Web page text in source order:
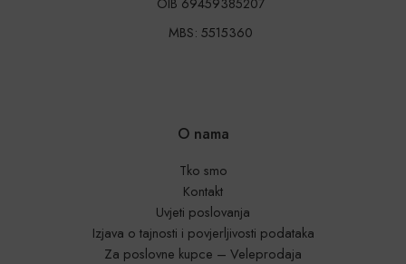
MBS: 5515360
O nama
Tko smo
Kontakt
Uvjeti poslovanja
Izjava o tajnosti i povjerljivosti podataka
Za poslovne kupce – Veleprodaja